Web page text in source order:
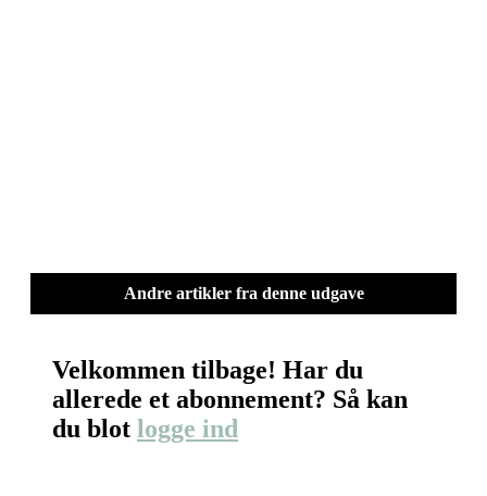
Andre artikler fra denne udgave
Velkommen tilbage! Har du
allerede et abonnement? Så kan
du blot logge ind